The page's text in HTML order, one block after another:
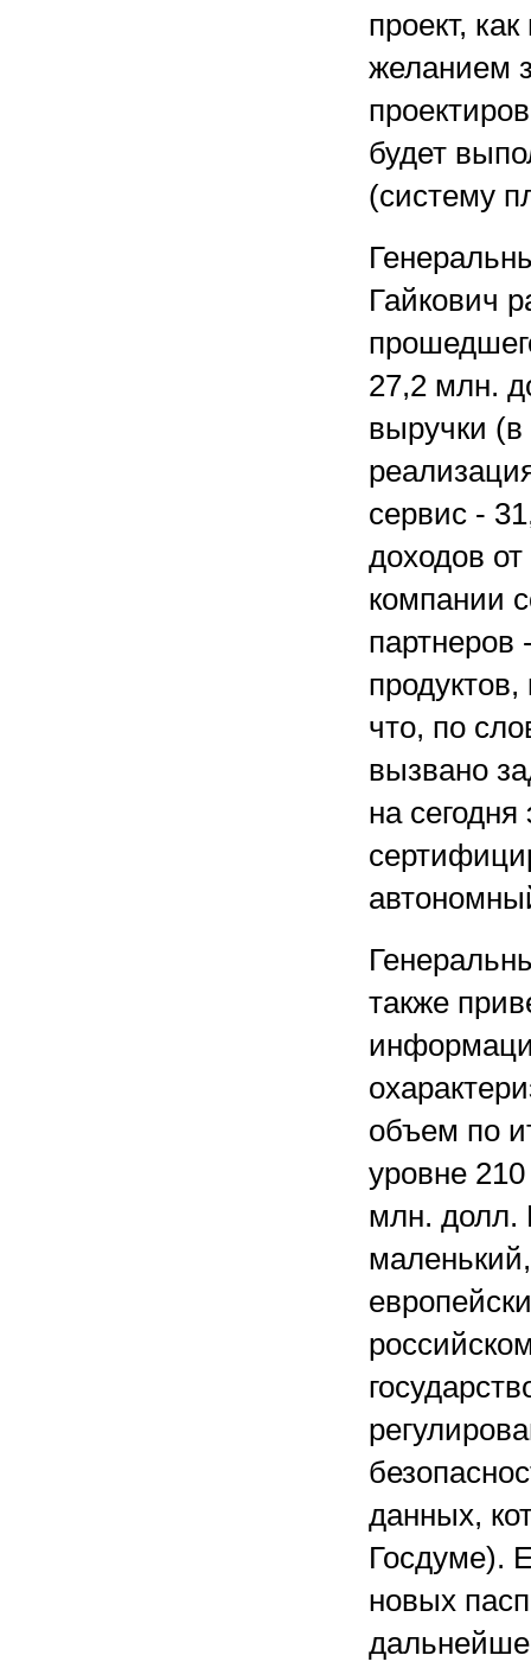
проект,
желанием
будет
(систему
Гайкович
27,2 млн.
выручки (в
сервис -
доходов
компании
что, по
вызвано
на
также
объем по
уровне
млн. долл.
данных,
Госдуме).
новых